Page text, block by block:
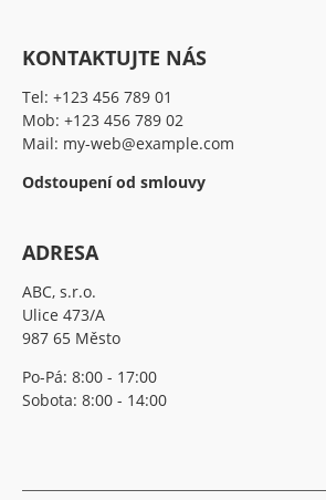
KONTAKTUJTE NÁS
Tel: +123 456 789 01
Mob: +123 456 789 02
Mail: my-web@example.com
Odstoupení od smlouvy
ADRESA
ABC, s.r.o.
Ulice 473/A
987 65 Město
Po-Pá: 8:00 - 17:00
Sobota: 8:00 - 14:00